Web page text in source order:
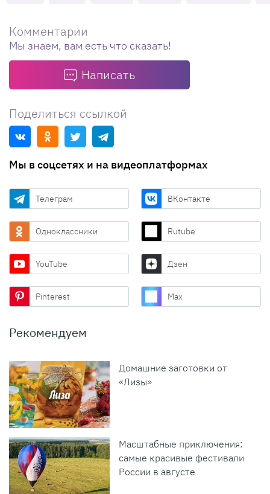
Комментарии
Мы знаем, вам есть что сказать!
Написать
Поделиться ссылкой
Мы в соцсетях и на видеоплатформах
Телеграм ВКонтакте
Одноклассники Rutube
YouTube Дзен
Pinterest Max
Рекомендуем
Домашние заготовки от
«Лизы»
Масштабные приключения:
самые красивые фестивали
России в августе